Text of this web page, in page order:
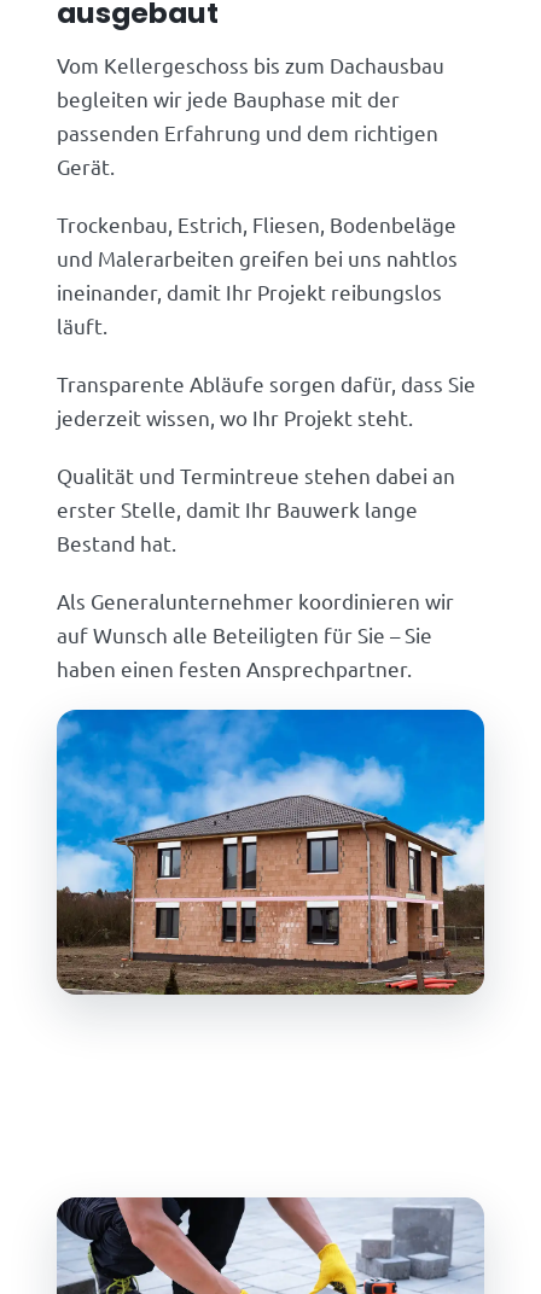
ausgebaut
Vom Kellergeschoss bis zum Dachausbau
begleiten wir jede Bauphase mit der
passenden Erfahrung und dem richtigen
Gerät.
Trockenbau, Estrich, Fliesen, Bodenbeläge
und Malerarbeiten greifen bei uns nahtlos
ineinander, damit Ihr Projekt reibungslos
läuft.
Transparente Abläufe sorgen dafür, dass Sie
jederzeit wissen, wo Ihr Projekt steht.
Qualität und Termintreue stehen dabei an
erster Stelle, damit Ihr Bauwerk lange
Bestand hat.
Als Generalunternehmer koordinieren wir
auf Wunsch alle Beteiligten für Sie – Sie
haben einen festen Ansprechpartner.